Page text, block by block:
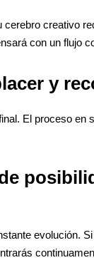
creativo
con un flujo
y
El proceso
evolución.